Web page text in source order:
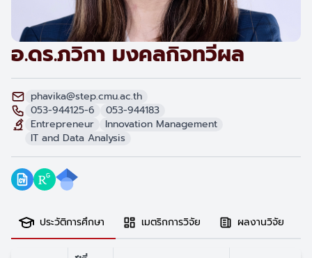
อ.ดร.ภวิกา มงคลกิจทวีผล
phavika@step.cmu.ac.th
053-944125-6
053-944183
Entrepreneur
Innovation Management
IT and Data Analysis
ประวัติการศึกษา เมตริกการวิจัย ผลงานวิจัย